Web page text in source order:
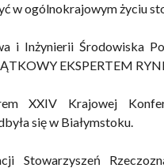
w ogólnokrajowym życiu
i Inżynierii Środowiska
EKSPERTEM
XXIV Krajowej
się w Białymstoku.
Stowarzyszeń